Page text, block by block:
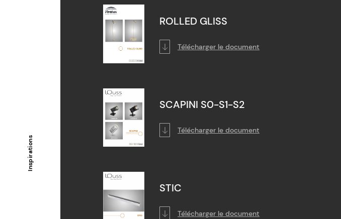
Inspirations
ROLLED GLISS
Télécharger le document
SCAPINI S0-S1-S2
Télécharger le document
STIC
Télécharger le document